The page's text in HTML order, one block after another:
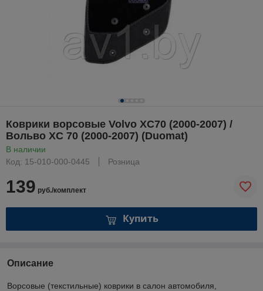
Коврики ворсовые Volvo XC70 (2000-2007) /
Вольво XC 70 (2000-2007) (Duomat)
В наличии
Код: 15-010-000-0445
Розница
139 руб./комплект
Купить
Описание
Ворсовые (текстильные) коврики в салон автомобиля,